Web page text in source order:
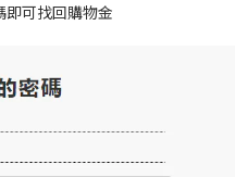
可找回購物金